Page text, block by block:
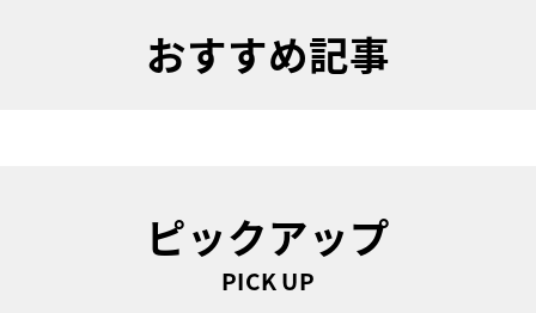
おすすめ記事
ピックアップ
PICK UP